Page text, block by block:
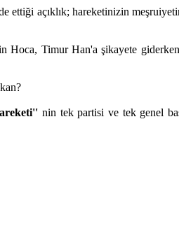
ettiği açıklık; hareketinizin
Timur Han'a şikayete giderken
nin tek partisi ve tek genel